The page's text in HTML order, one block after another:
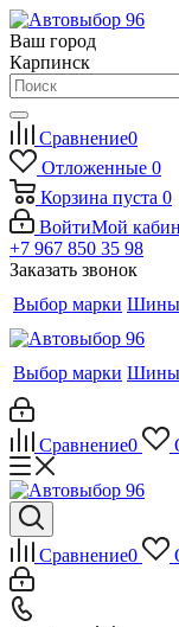
Ваш город
Карпинск
Сравнение0
Отложенные 0
Корзина пуста 0
ВойтиМой
+7 967 850 35 98
Заказать звонок
Выбор марки Шины
Выбор марки Шины
Сравнение0
Сравнение0